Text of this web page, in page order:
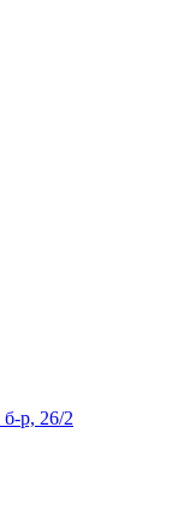
р, 26/2